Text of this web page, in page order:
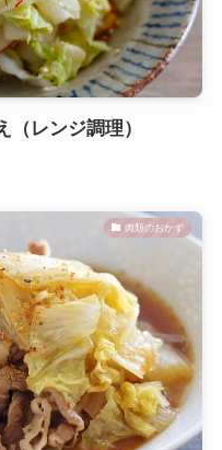
レンジ調理）
肉類のおかず